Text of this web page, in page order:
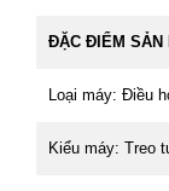
ĐẶC ĐIỂM SẢN
Loại máy: Điều
Kiểu máy: Treo